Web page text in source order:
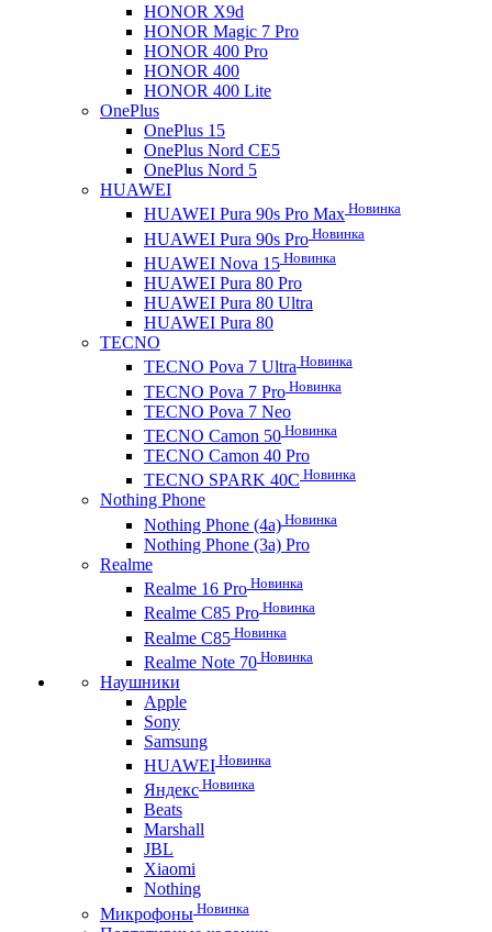
HONOR X9d
HONOR Magic 7 Pro
HONOR 400 Pro
HONOR 400
HONOR 400 Lite
OnePlus
OnePlus 15
OnePlus Nord CE5
OnePlus Nord 5
HUAWEI
HUAWEI Pura 90s Pro Max Новинка
HUAWEI Pura 90s Pro Новинка
HUAWEI Nova 15 Новинка
HUAWEI Pura 80 Pro
HUAWEI Pura 80 Ultra
HUAWEI Pura 80
TECNO
TECNO Pova 7 Ultra Новинка
TECNO Pova 7 Pro Новинка
TECNO Pova 7 Neo
TECNO Camon 50 Новинка
TECNO Camon 40 Pro
TECNO SPARK 40C Новинка
Nothing Phone
Nothing Phone (4a) Новинка
Nothing Phone (3a) Pro
Realme
Realme 16 Pro Новинка
Realme C85 Pro Новинка
Realme C85 Новинка
Realme Note 70 Новинка
Наушники
Apple
Sony
Samsung
HUAWEI Новинка
Яндекс Новинка
Beats
Marshall
JBL
Xiaomi
Nothing
Микрофоны Новинка